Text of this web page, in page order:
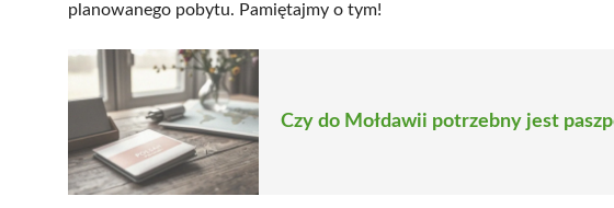
planowanego pobytu. Pamiętajmy o tym!
Czy do Mołdawii potrzebny jest